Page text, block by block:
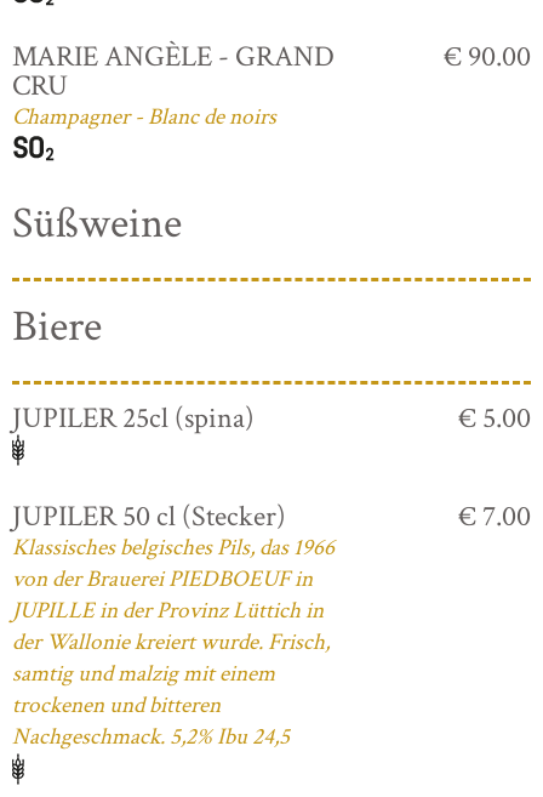
MARIE ANGÈLE - GRAND
CRU
Champagner - Blanc de noirs
€ 90.00
Süßweine
Biere
JUPILER 25cl (spina) € 5.00
JUPILER 50 cl (Stecker)
Klassisches belgisches Pils, das 1966
von der Brauerei PIEDBOEUF in
JUPILLE in der Provinz Lüttich in
der Wallonie kreiert wurde. Frisch,
samtig und malzig mit einem
trockenen und bitteren
Nachgeschmack. 5,2% Ibu 24,5
€ 7.00